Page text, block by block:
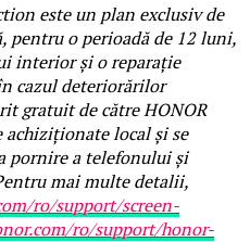
este un plan exclusiv de
pentru o perioadă de 12 luni,
interior și o reparație
cazul deteriorărilor
gratuit de către HONOR
local și se
pornire a telefonului și
mai multe detalii,
ro/support/screen-
ro/support/honor-